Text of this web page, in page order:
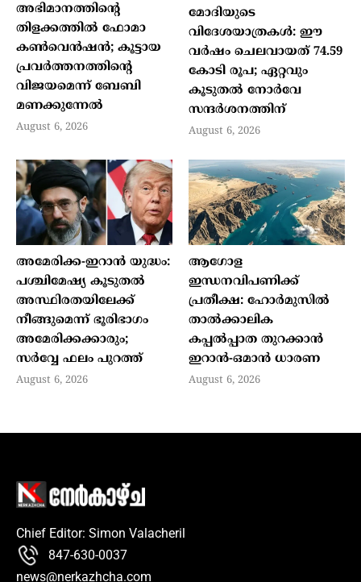
അഭിമാനത്തിന്റെ
തിളക്കത്തില്‍ ഫോമാ
കണ്‍വെന്‍ഷന്‍; കൂട്ടായ
പ്രവര്‍ത്തനത്തിന്റെ
വിജയമെന്ന് ബേബി
മണക്കുന്നേല്‍
August 6, 2026
മോദിയുടെ
വിദേശയാത്രകൾ: ഈ
വർഷം ചെലവായത് 74.59
കോടി രൂപ; ഏറ്റവും
കൂടുതൽ നോർവേ
സന്ദർശനത്തിന്
August 6, 2026
അമേരിക്ക-ഇറാൻ യുദ്ധം:
പശ്ചിമേഷ്യ കൂടുതൽ
അസ്ഥിരതയിലേക്ക്
നീങ്ങുമെന്ന് ഭൂരിഭാഗം
അമേരിക്കക്കാരും;
സർവ്വേ ഫലം പുറത്ത്
August 6, 2026
ആഗോള
ഇന്ധനവിപണിക്ക്
പ്രതീക്ഷ: ഹോർമുസിൽ
താൽക്കാലിക
കപ്പൽപ്പാത തുറക്കാൻ
ഇറാൻ-ഒമാൻ ധാരണ
August 6, 2026
Chief Editor: Simon Valacheril
847-630-0037
news@nerkazhcha.com